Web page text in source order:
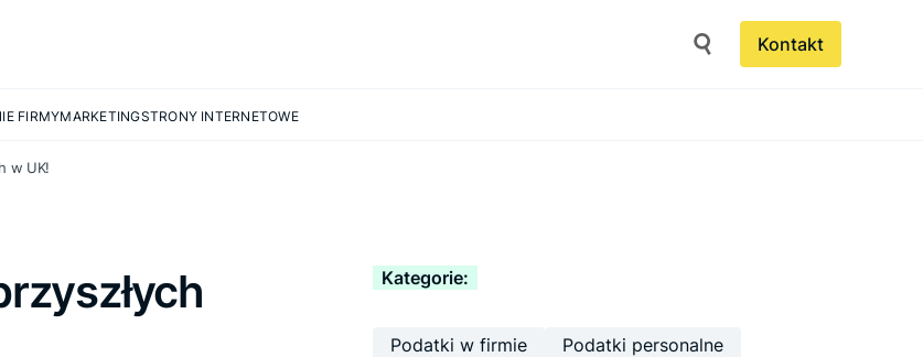
Kontakt
FIRMYMARKETINGSTRONY INTERNETOWE
w UK!
Kategorie:
Podatki w firmie
Podatki personalne